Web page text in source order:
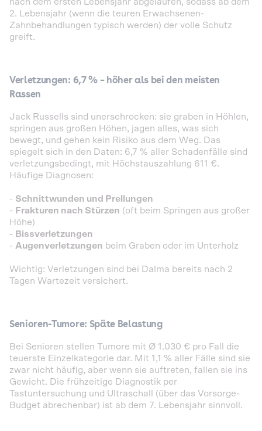
2. Lebensjahr (wenn die teuren Erwachsenen-
Zahnbehandlungen typisch werden) der volle Schutz
greift.
Verletzungen: 6,7 % – höher als bei den meisten
Rassen
Jack Russells sind unerschrocken: sie graben in Höhlen,
springen aus großen Höhen, jagen alles, was sich
bewegt, und gehen kein Risiko aus dem Weg. Das
spiegelt sich in den Daten: 6,7 % aller Schadenfälle sind
verletzungsbedingt, mit Höchstauszahlung 611 €.
Häufige Diagnosen:
- Schnittwunden und Prellungen
- Frakturen nach Stürzen (oft beim Springen aus großer
Höhe)
- Bissverletzungen
- Augenverletzungen beim Graben oder im Unterholz
Wichtig: Verletzungen sind bei Dalma bereits nach 2
Tagen Wartezeit versichert.
Senioren-Tumore: Späte Belastung
Bei Senioren stellen Tumore mit Ø 1.030 € pro Fall die
teuerste Einzelkategorie dar. Mit 1,1 % aller Fälle sind sie
zwar nicht häufig, aber wenn sie auftreten, fallen sie ins
Gewicht. Die frühzeitige Diagnostik per
Tastuntersuchung und Ultraschall (über das Vorsorge-
Budget abrechenbar) ist ab dem 7. Lebensjahr sinnvoll.